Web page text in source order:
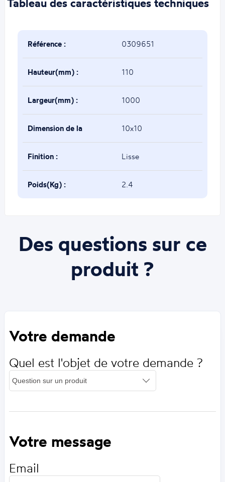
Tableau des caractéristiques techniques
Référence : 0309651
Hauteur(mm) : 110
Largeur(mm) : 1000
Dimension de la
base(mm) :
10x10
Finition : Lisse
Poids(Kg) : 2.4
Des questions sur ce
produit ?
Votre demande
Quel est l'objet de votre demande ?
Votre message
Email